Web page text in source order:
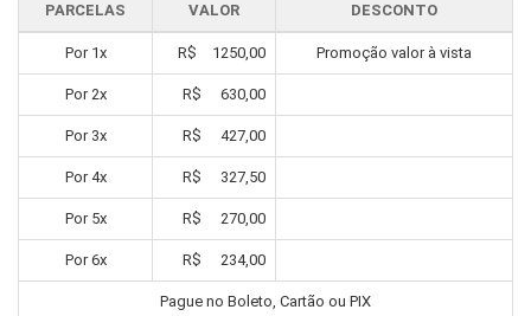
PARCELAS VALOR DESCONTO
Por 1x R$ 1250,00 Promoção valor à vista
Por2x R$ 630,00
Por 3x R$ 427,00
Por4x R$ 327,50
Por 5x R$ 270,00
Por6x R$ 234,00
Pague no Boleto, Cartão ou PIX